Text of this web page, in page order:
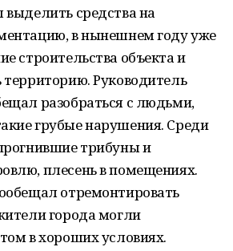
средства на
в нынешнем году уже
строительства объекта и
территорию. Руководитель
разобраться с людьми,
грубые нарушения. Среди
трибуны и
плесень в помещениях.
отремонтировать
города могли
в хороших условиях.